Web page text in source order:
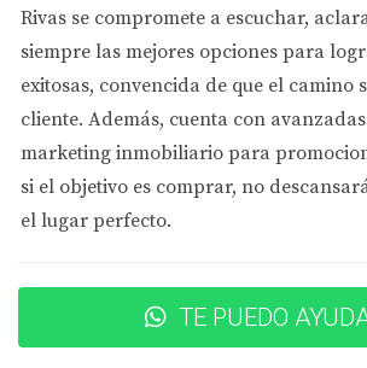
Escuelas: Investiga las
de las escuelas locales si tienes
Servicios: Asegúrate de que haya
hospitales y otras comodidades
Seguridad: Consulta las
criminalidad en el área para
un lugar seguro para vivir.
Cultura y Recreación: Infórmate
Un buen vecindario puede aumentar
el valor de reventa de tu casa, así que
Rivas se compromete a escuchar,
siempre las mejores opciones para
exitosas, convencida de que el camino
cliente. Además, cuenta con
marketing inmobiliario para
si el objetivo es comprar, no
el lugar perfecto.
TE PUEDO